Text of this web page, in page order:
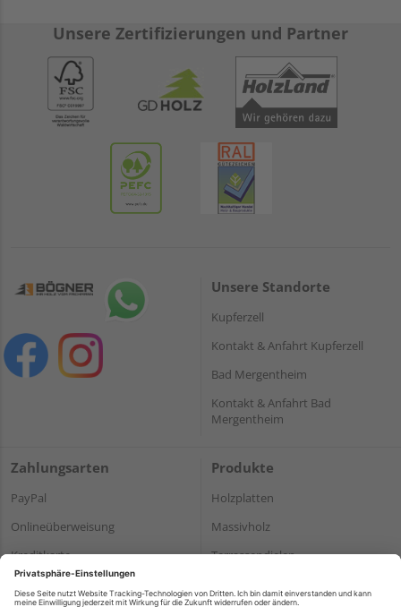
Unsere Zertifizierungen und Partner
Unsere Standorte
Kupferzell
Kontakt & Anfahrt Kupferzell
Bad Mergentheim
Kontakt & Anfahrt Bad
Mergentheim
Zahlungsarten
PayPal
Onlineüberweisung
Kreditkarte
Rechnung*
Produkte
Holzplatten
Massivholz
Terrassendielen